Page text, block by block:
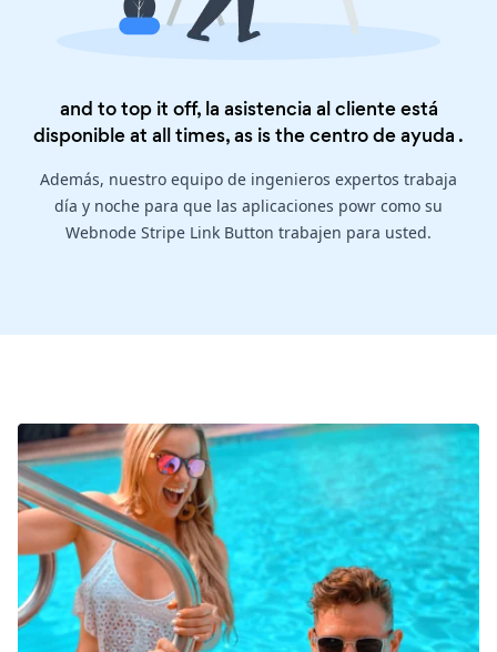
and to top it off, la asistencia al cliente está
disponible at all times, as is thecentro de ayuda .
Además, nuestro equipo de ingenieros expertos trabaja
día y noche para que las aplicaciones powr como su
Webnode Stripe Link Button trabajen para usted.